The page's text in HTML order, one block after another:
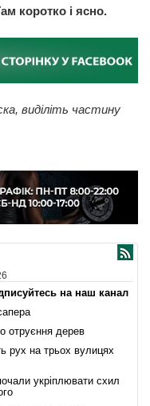
коротко і ясно.
виділіть частину
на наш канал
отруєння дерев
рух на трьох вулицях
укріплювати схил